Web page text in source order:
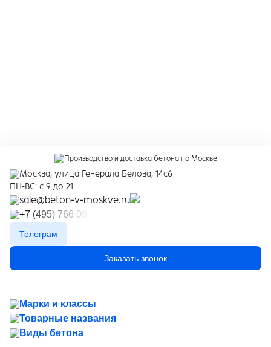
Производство и доставка бетона по Москве
Москва, улица Генерала Белова, 14с6
ПН-ВС: с 9 до 21
sale@beton-v-moskve.ru
+7 (495) 766 09-91
Телеграм
Заказать звонок
Марки и классы
Товарные названия
Виды бетона